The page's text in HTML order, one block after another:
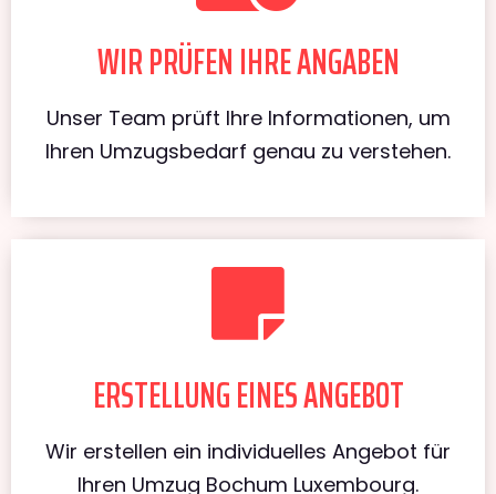
WIR PRÜFEN IHRE ANGABEN
Unser Team prüft Ihre Informationen, um
Ihren Umzugsbedarf genau zu verstehen.
ERSTELLUNG EINES ANGEBOT
Wir erstellen ein individuelles Angebot für
Ihren Umzug Bochum Luxembourg.